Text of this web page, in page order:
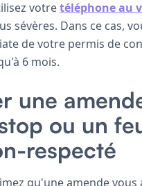
votretéléphone au
sévères. Dans ce cas,
de votre permis de
6 mois.
une
ou un
respecté
qu'une amende vous